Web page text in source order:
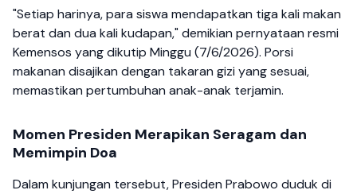
"Setiap harinya, para siswa mendapatkan tiga kali makan
berat dan dua kali kudapan," demikian pernyataan resmi
Kemensos yang dikutip Minggu (7/6/2026). Porsi
makanan disajikan dengan takaran gizi yang sesuai,
memastikan pertumbuhan anak-anak terjamin.
Momen Presiden Merapikan Seragam dan
Memimpin Doa
Dalam kunjungan tersebut, Presiden Prabowo duduk di